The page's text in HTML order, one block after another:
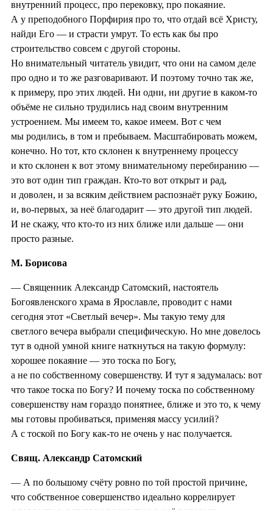
внутренний процесс, про перековку, про покаяние.
А у преподобного Порфирия про то, что отдай всё Христу,
найди Его — и страсти умрут. То есть как бы про
строительство совсем с другой стороны.
Но внимательный читатель увидит, что они на самом деле
про одно и то же разговаривают. И поэтому точно так же,
к примеру, про этих людей. Ни одни, ни другие в каком-то
объёме не сильно трудились над своим внутренним
устроением. Мы имеем то, какое имеем. Вот с чем
мы родились, в том и пребываем. Масштабировать можем,
конечно. Но тот, кто склонен к внутреннему процессу
и кто склонен к вот этому внимательному перебиранию —
это вот один тип граждан. Кто-то вот открыт и рад,
и доволен, и за всяким действием распознаёт руку Божию,
и, во-первых, за неё благодарит — это другой тип людей.
И не скажу, что кто-то из них ближе или дальше — они
просто разные.
М. Борисова
— Священник Александр Сатомский, настоятель
Богоявленского храма в Ярославле, проводит с нами
сегодня этот «Светлый вечер». Мы такую тему для
светлого вечера выбрали специфическую. Но мне довелось
тут в одной умной книге наткнуться на такую формулу:
хорошее покаяние — это тоска по Богу,
а не по собственному совершенству. И тут я задумалась: вот
что такое тоска по Богу? И почему тоска по собственному
совершенству нам гораздо понятнее, ближе и это то, к чему
мы готовы пробиваться, применяя массу усилий?
А с тоской по Богу как-то не очень у нас получается.
Свящ. Александр Сатомский
— А по большому счёту ровно по той простой причине,
что собственное совершенство идеально коррелирует